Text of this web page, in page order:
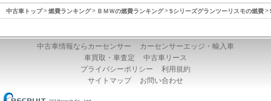
中古車トップ 燃費ランキング ＢＭＷの燃費ランキング 5シリーズグランツーリスモの燃費
中古車情報ならカーセンサー
カーセンサーエッジ・輸入車
車買取・車査定
中古車リース
プライバシーポリシー
利用規約
サイトマップ
お問い合わせ